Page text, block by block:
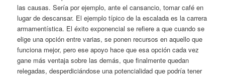
las causas. Sería por ejemplo, ante el cansancio, tomar café en
lugar de descansar. El ejemplo típico de la escalada es la carrera
armamentística. El éxito exponencial se refiere a que cuando se
elige una opción entre varias, se ponen recursos en aquello que
funciona mejor, pero ese apoyo hace que esa opción cada vez
gane más ventaja sobre las demás, que finalmente quedan
relegadas, desperdiciándose una potencialidad que podría tener